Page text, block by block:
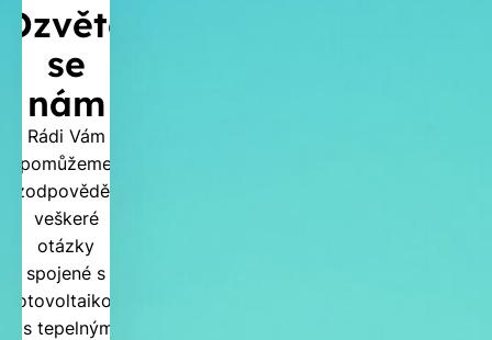
Ozvěte
se
nám
Rádi Vám
pomůžeme
zodpovědět
veškeré
otázky
spojené s
fotovoltaikou
i s tepelnými